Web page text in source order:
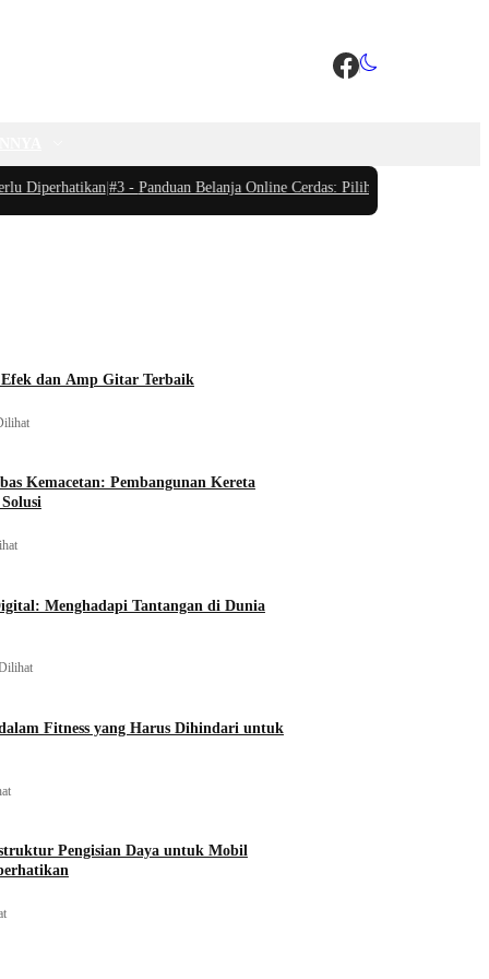
|#3 - Panduan Belanja Online Cerdas: Pilih Produk dengan Bijak
dan Amp Gitar Terbaik
Kemacetan: Pembangunan Kereta
Menghadapi Tantangan di Dunia
Fitness yang Harus Dihindari untuk
Pengisian Daya untuk Mobil